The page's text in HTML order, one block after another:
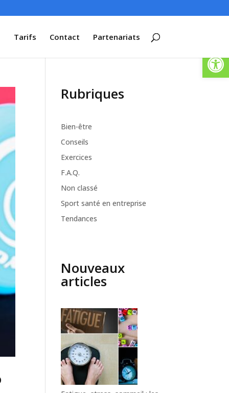
Ouvrir
Tarifs Contact Partenariats
Rubriques
Bien-être
Conseils
Exercices
F.A.Q.
Non classé
Sport santé en entreprise
Tendances
Nouveaux
articles